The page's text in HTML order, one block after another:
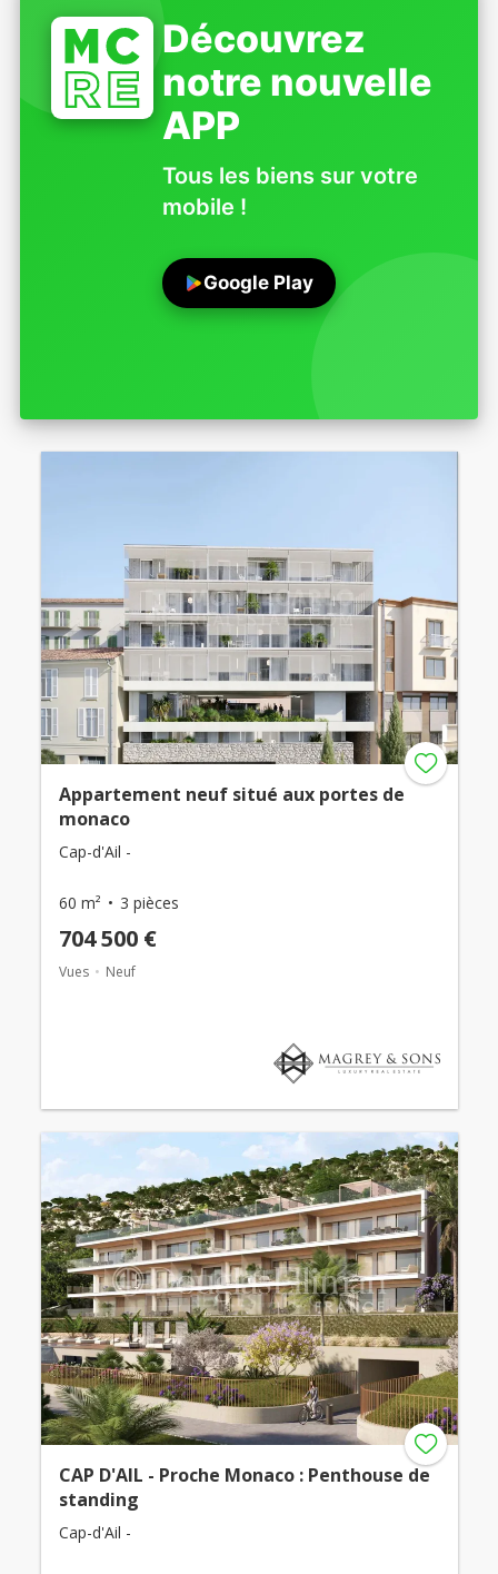
Découvrez
notre nouvelle
APP
Tous les biens sur votre
mobile !
Google Play
Appartement neuf situé aux portes de
monaco
Cap-d'Ail -
60 m² 3 pièces
704 500 €
Vues Neuf
CAP D'AIL - Proche Monaco : Penthouse de
standing
Cap-d'Ail -